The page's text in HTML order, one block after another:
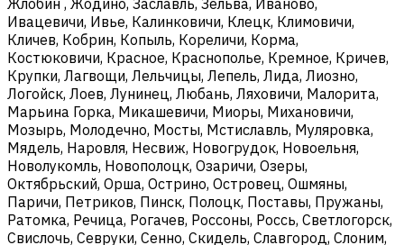
Ивацевичи, Ивье, Калинковичи, Клецк, Климовичи,
Кличев, Кобрин, Копыль, Кореличи, Корма,
Костюковичи, Красное, Краснополье, Кремное, Кричев,
Крупки, Лагвощи, Лельчицы, Лепель, Лида, Лиозно,
Логойск, Лоев, Лунинец, Любань, Ляховичи, Малорита,
Марьина Горка, Микашевичи, Миоры, Михановичи,
Мозырь, Молодечно, Мосты, Мстиславль, Муляровка,
Мядель, Наровля, Несвиж, Новогрудок, Новоельня,
Новолукомль, Новополоцк, Озаричи, Озеры,
Октябрьский, Орша, Острино, Островец, Ошмяны,
Паричи, Петриков, Пинск, Полоцк, Поставы, Пружаны,
Ратомка, Речица, Рогачев, Россоны, Россь, Светлогорск,
Свислочь, Севруки, Сенно, Скидель, Славгород, Слоним,